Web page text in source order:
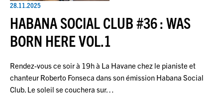
28.11.2025
HABANA SOCIAL CLUB #36 : WAS
BORN HERE VOL.1
Rendez-vous ce soir à 19h à La Havane chez le pianiste et
chanteur Roberto Fonseca dans son émission Habana Social
Club. Le soleil se couchera sur…